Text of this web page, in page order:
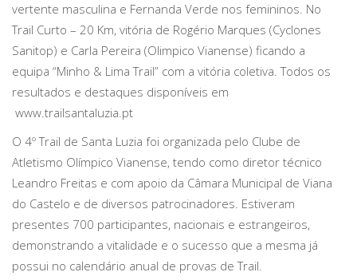
vertente masculina e Fernanda Verde nos femininos. No
Trail Curto – 20 Km, vitória de Rogério Marques (Cyclones
Sanitop) e Carla Pereira (Olimpico Vianense) ficando a
equipa “Minho & Lima Trail” com a vitória coletiva. Todos os
resultados e destaques disponíveis em
www.trailsantaluzia.pt
O 4º Trail de Santa Luzia foi organizada pelo Clube de
Atletismo Olímpico Vianense, tendo como diretor técnico
Leandro Freitas e com apoio da Câmara Municipal de Viana
do Castelo e de diversos patrocinadores. Estiveram
presentes 700 participantes, nacionais e estrangeiros,
demonstrando a vitalidade e o sucesso que a mesma já
possui no calendário anual de provas de Trail.